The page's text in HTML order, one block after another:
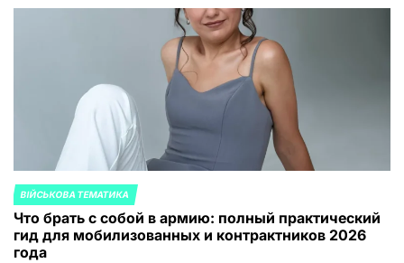
ОПУБЛИКОВАНО
В
ВІЙСЬКОВА ТЕМАТИКА
Что брать с собой в армию: полный практический
гид для мобилизованных и контрактников 2026
года